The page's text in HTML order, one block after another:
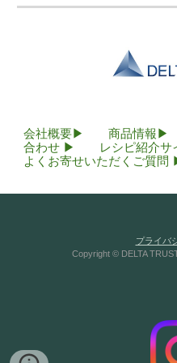
会社概要▶商品情報
合わせ ▶ レシピ紹介サ
よくお寄せいただくご質問
プライバ
Copyright © DELTA